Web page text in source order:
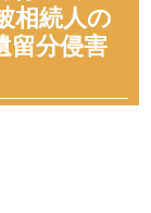
相続人の
留分侵害